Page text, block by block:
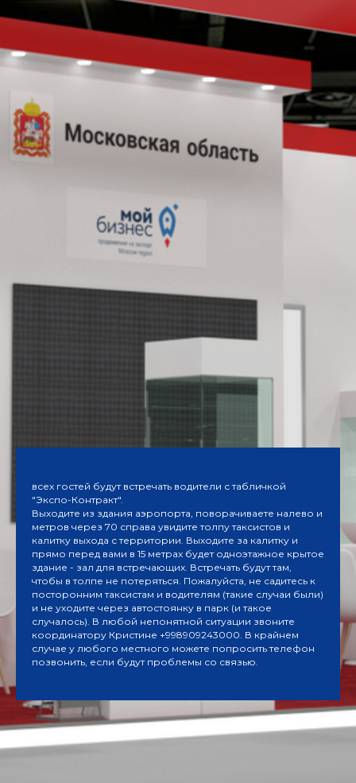
всех гостей будут встречать водители с табличкой
"Экспо-Контракт".
Выходите из здания аэропорта, поворачиваете налево и
метров через 70 справа увидите толпу таксистов и
калитку выхода с территории. Выходите за калитку и
прямо перед вами в 15 метрах будет одноэтажное крытое
здание - зал для встречающих. Встречать будут там,
чтобы в толпе не потеряться. Пожалуйста, не садитесь к
посторонним таксистам и водителям (такие случаи были)
и не уходите через автостоянку в парк (и такое
случалось). В любой непонятной ситуации звоните
координатору Кристине +998909243000. В крайнем
случае у любого местного можете попросить телефон
позвонить, если будут проблемы со связью.